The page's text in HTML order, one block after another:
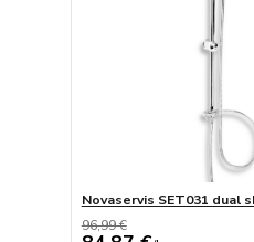
Novaservis SET031 dual
96,99 €